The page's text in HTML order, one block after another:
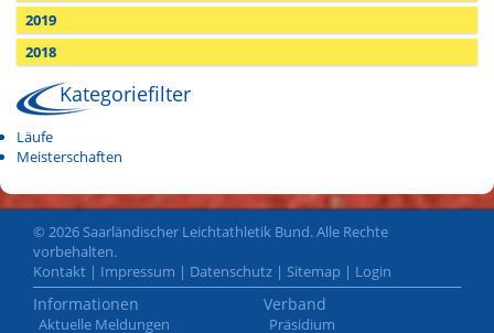
2019
2018
Kategoriefilter
Läufe
Meisterschaften
© 2026 Saarländischer Leichtathletik Bund. Alle Rechte
vorbehalten.
Kontakt | Impressum | Datenschutz | Sitemap | Login
Informationen
Aktuelle Meldungen
Verband
Präsidium